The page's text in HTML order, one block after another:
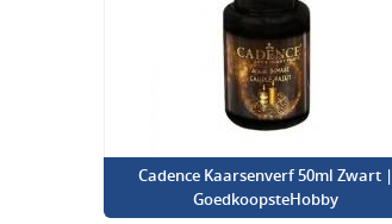
Cadence Kaarsenverf 50ml Zwart |
GoedkoopsteHobby